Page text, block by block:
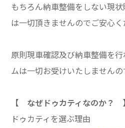
もちろん納車整備をしない現
は一切頂きませんのでご安心く
原則現車確認及び納車整備を
ムは一切お受けいたしませんの
【 なぜドゥカティなのか？ 】
ドゥカティを選ぶ理由